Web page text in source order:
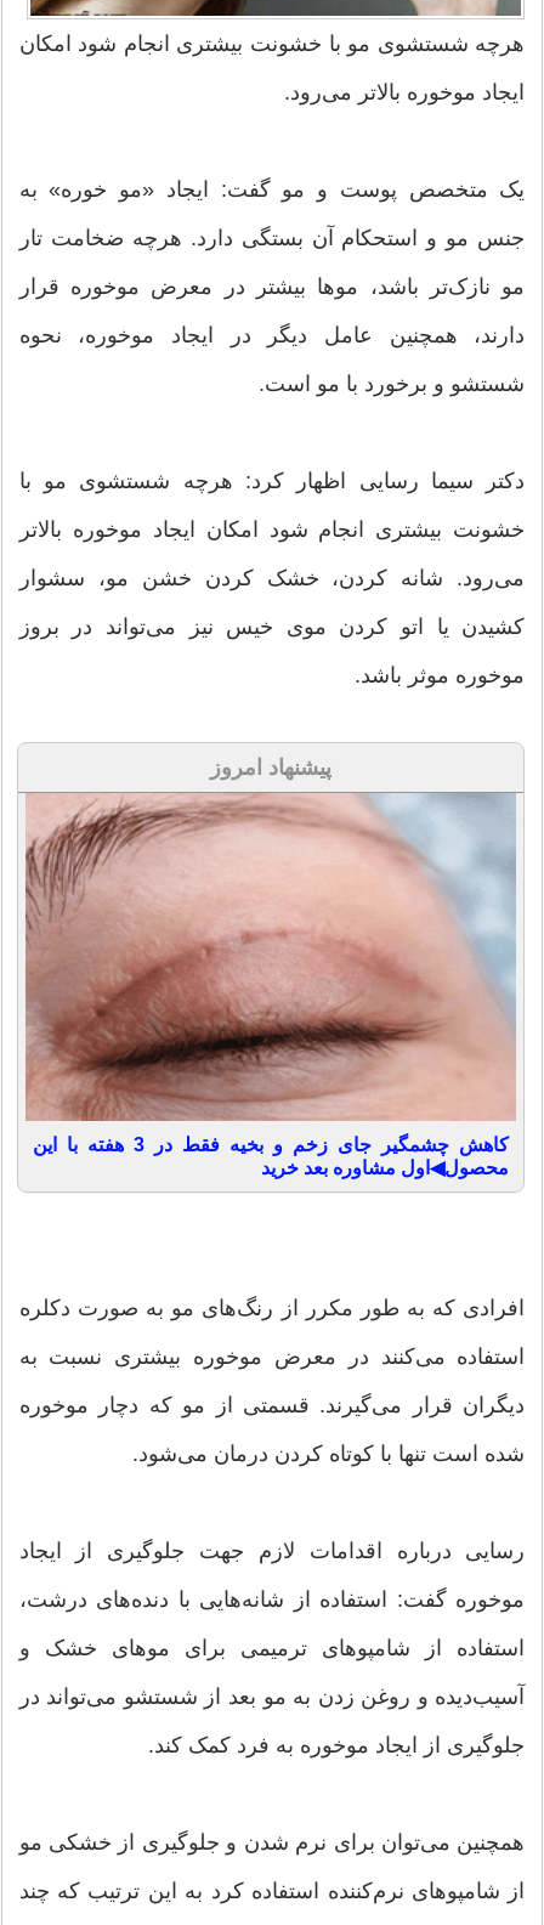
هرچه شستشوی مو با خشونت بیشتری انجام شود امکان
ایجاد موخوره بالاتر می‌رود.
یک متخصص پوست و مو گفت: ایجاد «مو خوره» به
جنس مو و استحکام آن بستگی دارد. هرچه ضخامت تار
مو نازک‌تر باشد، موها بیشتر در معرض موخوره قرار
دارند، همچنین عامل دیگر در ایجاد موخوره‌، نحوه
شستشو و برخورد با مو است.
دکتر سیما رسایی اظهار کرد: هرچه شستشوی مو با
خشونت بیشتری انجام شود امکان ایجاد موخوره بالاتر
می‌رود. شانه کردن، خشک کردن خشن مو، سشوار
کشیدن یا اتو کردن موی خیس نیز می‌تواند در بروز
موخوره موثر باشد.
پیشنهاد امروز
کاهش چشمگیر جای زخم و بخیه فقط در 3 هفته با این
محصول◀اول مشاوره بعد خرید
افرادی که به طور مکرر از رنگ‌های مو به صورت دکلره
استفاده می‌کنند در معرض موخوره بیشتری نسبت به
دیگران قرار می‌گیرند. قسمتی از مو که دچار موخوره
شده است تنها با کوتاه کردن درمان می‌شود.
رسایی درباره اقدامات لازم جهت جلوگیری از ایجاد
موخوره گفت: استفاده از شانه‌هایی با دنده‌های درشت،
استفاده از شامپوهای ترمیمی برای موهای خشک و
آسیب‌دیده و روغن زدن به مو بعد از شستشو می‌تواند در
جلوگیری از ایجاد موخوره به فرد کمک کند.
همچنین می‌توان برای نرم شدن و جلوگیری از خشکی مو
از شامپوهای نرم‌کننده استفاده کرد به این ترتیب که چند